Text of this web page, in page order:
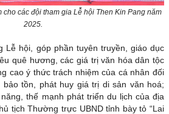
các đội tham gia Lễ hội Then Kin Pang năm
2025.
Lễ hội, góp phần tuyên truyền, giáo dục
quê hương, các giá trị văn hóa dân tộc
cao ý thức trách nhiệm của cá nhân đối
tồn, phát huy giá trị di sản văn hoá;
thế mạnh phát triển du lịch của địa
tịch Thường trực UBND tỉnh bày tỏ “Lai